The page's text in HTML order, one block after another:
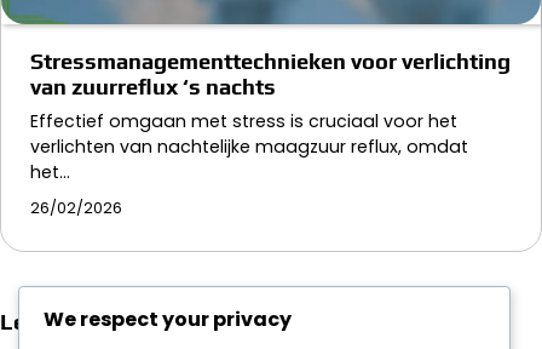
Stressmanagementtechnieken voor verlichting
van zuurreflux ‘s nachts
Effectief omgaan met stress is cruciaal voor het
verlichten van nachtelijke maagzuur reflux, omdat
het…
26/02/2026
Leave a Reply
We respect your privacy